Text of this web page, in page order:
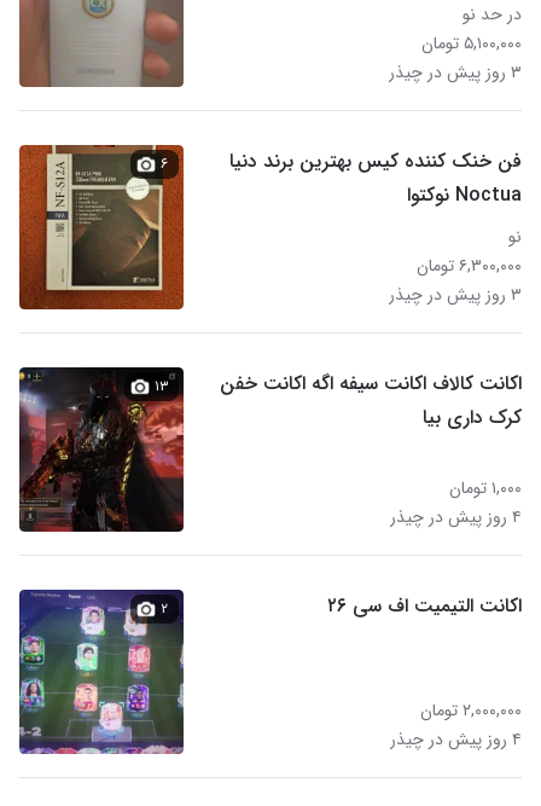
در حد نو
۵,۱۰۰,۰۰۰ تومان
۳ روز پیش در چیذر
فن خنک کننده کیس بهترین برند دنیا
Noctua نوکتوا
نو
۶,۳۰۰,۰۰۰ تومان
۳ روز پیش در چیذر
۶
اکانت کالاف اکانت سیفه اگه اکانت خفن
کرک داری بیا
۱,۰۰۰ تومان
۴ روز پیش در چیذر
۱۳
اکانت التیمیت اف سی ۲۶
۲,۰۰۰,۰۰۰ تومان
۴ روز پیش در چیذر
۲